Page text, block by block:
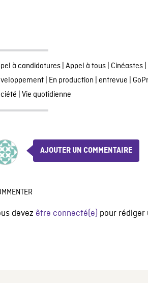
à candidatures| Appel à tous| Cinéastes|
| En production | entrevue |
| Vie quotidienne
AJOUTER UN COMMENTAIRE
devez être connecté(e) pour rédiger